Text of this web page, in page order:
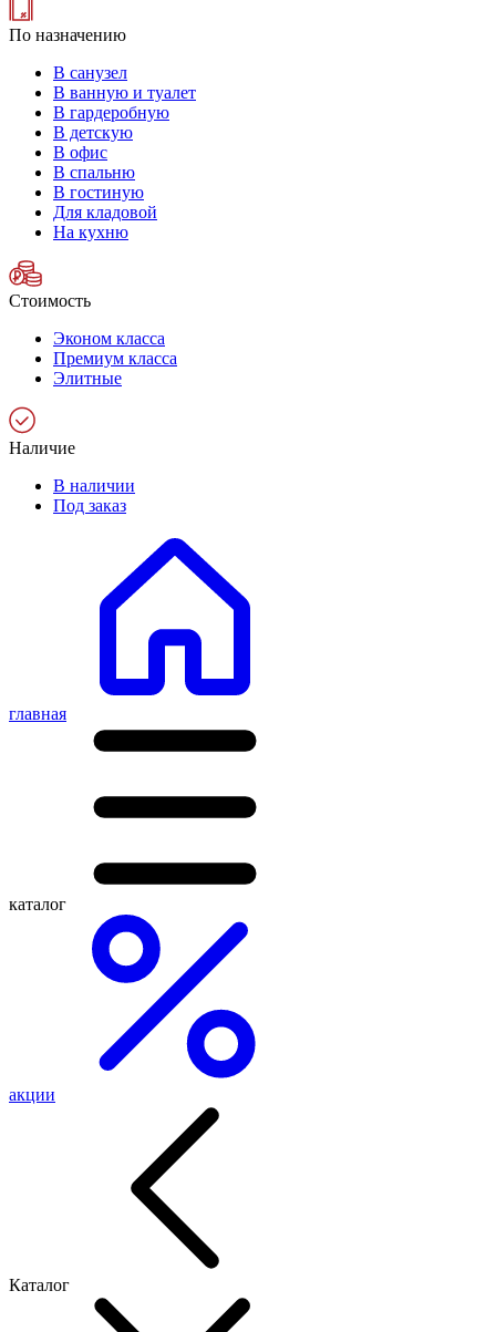
По назначению
В санузел
В ванную и туалет
В гардеробную
В детскую
В офис
В спальню
В гостиную
Для кладовой
На кухню
Стоимость
Эконом класса
Премиум класса
Элитные
Наличие
В наличии
Под заказ
главная
каталог
акции
Каталог